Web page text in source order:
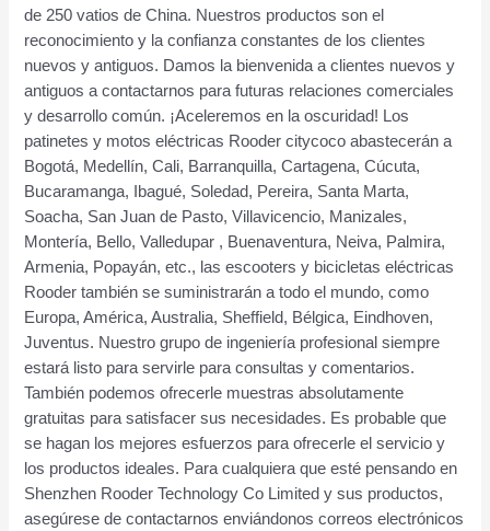
de 250 vatios de China. Nuestros productos son el
reconocimiento y la confianza constantes de los clientes
nuevos y antiguos. Damos la bienvenida a clientes nuevos y
antiguos a contactarnos para futuras relaciones comerciales
y desarrollo común. ¡Aceleremos en la oscuridad! Los
patinetes y motos eléctricas Rooder citycoco abastecerán a
Bogotá, Medellín, Cali, Barranquilla, Cartagena, Cúcuta,
Bucaramanga, Ibagué, Soledad, Pereira, Santa Marta,
Soacha, San Juan de Pasto, Villavicencio, Manizales,
Montería, Bello, Valledupar , Buenaventura, Neiva, Palmira,
Armenia, Popayán, etc., las escooters y bicicletas eléctricas
Rooder también se suministrarán a todo el mundo, como
Europa, América, Australia, Sheffield, Bélgica, Eindhoven,
Juventus. Nuestro grupo de ingeniería profesional siempre
estará listo para servirle para consultas y comentarios.
También podemos ofrecerle muestras absolutamente
gratuitas para satisfacer sus necesidades. Es probable que
se hagan los mejores esfuerzos para ofrecerle el servicio y
los productos ideales. Para cualquiera que esté pensando en
Shenzhen Rooder Technology Co Limited y sus productos,
asegúrese de contactarnos enviándonos correos electrónicos